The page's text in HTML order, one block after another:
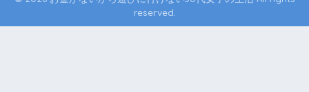
reserved.